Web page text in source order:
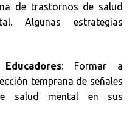
de trastornos de salud
Algunas estrategias
: Formar a
temprana de señales
salud mental en sus